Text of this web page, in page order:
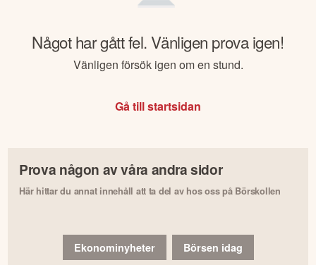
Något har gått fel. Vänligen prova igen!
Vänligen försök igen om en stund.
Gå till startsidan
Prova någon av våra andra sidor
Här hittar du annat innehåll att ta del av hos oss på Börskollen
Ekonominyheter Börsen idag